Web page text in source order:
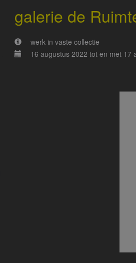
galerie de
werk in vaste collectie
16 augustus 2022 tot en met 17